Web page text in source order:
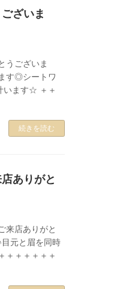
ざいま
うございま
す◎シートワ
います☆ ＋＋
続きを読む
ありがと
来店ありがと
元と眉を同時
＋＋＋＋＋＋